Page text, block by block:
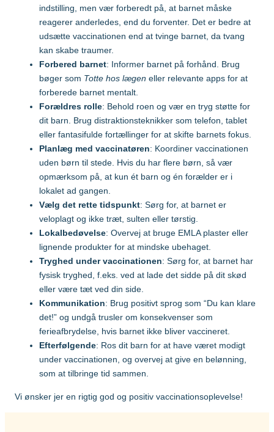
Mere viden om
Lommebogen – Din korte rejseguide
Hvilke vacciner er anbefalet?
Søg og find anbefalinger
Søg efter destination
Peru
Sri Lanka
Sydafrika
Tanzania
Thailand
Vietnam
Søg efter destination
Søg og find anbefalinger
Søg efter destination
indstilling, men vær forberedt på, at barnet måske
reagerer anderledes, end du forventer. Det er bedre at
udsætte vaccinationen end at tvinge barnet, da tvang
kan skabe traumer.
Forbered barnet: Informer barnet på forhånd. Brug
bøger som Totte hos lægen eller relevante apps for at
forberede barnet mentalt.
Forældres rolle: Behold roen og vær en tryg støtte for
dit barn. Brug distraktionsteknikker som telefon, tablet
eller fantasifulde fortællinger for at skifte barnets fokus.
Planlæg med vaccinatøren: Koordiner vaccinationen
uden børn til stede. Hvis du har flere børn, så vær
opmærksom på, at kun ét barn og én forælder er i
lokalet ad gangen.
Vælg det rette tidspunkt: Sørg for, at barnet er
veloplagt og ikke træt, sulten eller tørstig.
Lokalbedøvelse: Overvej at bruge EMLA plaster eller
lignende produkter for at mindske ubehaget.
Tryghed under vaccinationen: Sørg for, at barnet har
fysisk tryghed, f.eks. ved at lade det sidde på dit skød
eller være tæt ved din side.
Kommunikation: Brug positivt sprog som “Du kan klare
det!” og undgå trusler om konsekvenser som
ferieafbrydelse, hvis barnet ikke bliver vaccineret.
Efterfølgende: Ros dit barn for at have været modigt
under vaccinationen, og overvej at give en belønning,
som at tilbringe tid sammen.
Vi ønsker jer en rigtig god og positiv vaccinationsoplevelse!